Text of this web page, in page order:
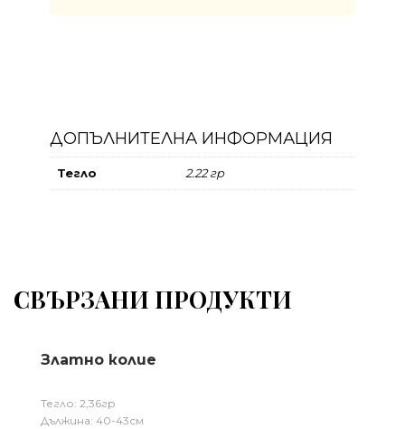
ДОПЪЛНИТЕЛНА ИНФОРМАЦИЯ
Тегло 2.22 гр
СВЪРЗАНИ ПРОДУКТИ
Златно колие
Тегло: 2,36гр
Дължина: 40-43см